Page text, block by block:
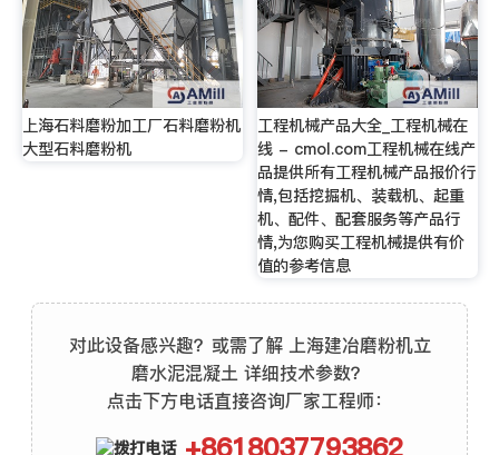
上海石料磨粉加工厂石料磨粉机
大型石料磨粉机
工程机械产品大全_工程机械在
线 - cmol.com工程机械在线产
品提供所有工程机械产品报价行
情,包括挖掘机、装载机、起重
机、配件、配套服务等产品行
情,为您购买工程机械提供有价
值的参考信息
对此设备感兴趣？或需了解 上海建冶磨粉机立
磨水泥混凝土 详细技术参数？
点击下方电话直接咨询厂家工程师：